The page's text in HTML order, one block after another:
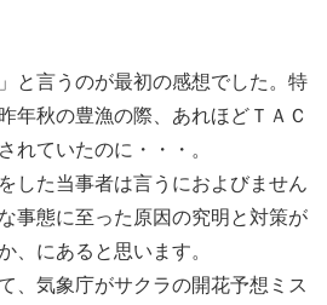
と言うのが最初の感想でした。特
年秋の豊漁の際、あれほどＴＡＣ
れていたのに・・・。
した当事者は言うにおよびません
事態に至った原因の究明と対策が
、にあると思います。
、気象庁がサクラの開花予想ミス